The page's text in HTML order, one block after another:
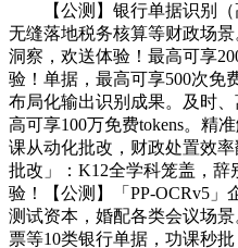
【公测】银行单据识别（
无缝落地税务核算等财政场
洞察，欢送体验！最高可享
验！单据，最高可享500次免
布局化输出识别成果。及时
高可享100万免费tokens。精
课从动化批改，财政处置效
批改」：K12全学科笼盖，
验！【公测】「PP-OCRv5
测试资本，婚配各类会议场
票等10类银行单据，功课秒